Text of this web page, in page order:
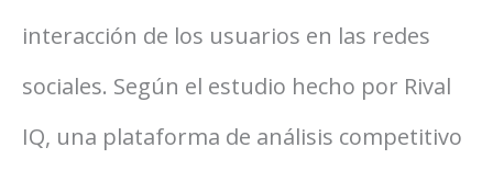
interacción de los usuarios en las redes
sociales. Según el estudio hecho por Rival
IQ, una plataforma de análisis competitivo